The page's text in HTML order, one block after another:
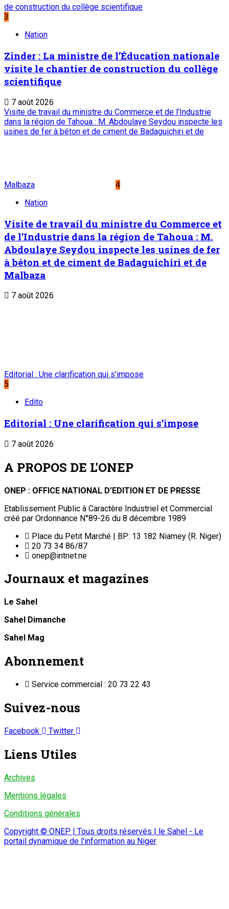
de construction du collège scientifique
3
Nation
Zinder : La ministre de l’Éducation nationale
visite le chantier de construction du collège
scientifique
7 août 2026
Visite de travail du ministre du Commerce et de l’Industrie
dans la région de Tahoua : M. Abdoulaye Seydou inspecte les
usines de fer à béton et de ciment de Badaguichiri et de
Malbaza
4
Nation
Visite de travail du ministre du Commerce et
de l’Industrie dans la région de Tahoua : M.
Abdoulaye Seydou inspecte les usines de fer
à béton et de ciment de Badaguichiri et de
Malbaza
7 août 2026
Editorial : Une clarification qui s’impose
5
Edito
Editorial : Une clarification qui s’impose
7 août 2026
A PROPOS DE L'ONEP
ONEP : OFFICE NATIONAL D’EDITION ET DE PRESSE
Etablissement Public à Caractère Industriel et Commercial
créé par Ordonnance N°89-26 du 8 décembre 1989
Place du Petit Marché | BP: 13 182 Niamey (R. Niger)
20 73 34 86/87
onep@intnet.ne
Journaux et magazines
Le Sahel
Sahel Dimanche
Sahel Mag
Abonnement
Service commercial : 20 73 22 43
Suivez-nous
Facebook Twitter
Liens Utiles
Archives
Mentions légales
Conditions générales
Copyright © ONEP | Tous droits réservés | le Sahel - Le
portail dynamique de l'information au Niger